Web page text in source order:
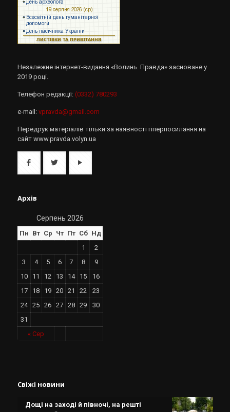
Незалежне інтернет-видання «Волинь. Правда» засноване у
2019 році.
Телефон редакції: (0332) 780293
e-mail: vpravda@gmail.com
Передрук матеріалів тільки за наявності гіперпосилання на
сайт www.pravda.volyn.ua
Архів
Серпень 2026
Пн Вт Ср Чт Пт Сб Нд
« Сер
1
2
3
4 5 6 7 8
9
10
11 12 13 14 15
16
17
18 19 20 21 22
23
24
25 26 27 28 29
30
31
Свіжі новини
Дощі на заході й півночі, на решті